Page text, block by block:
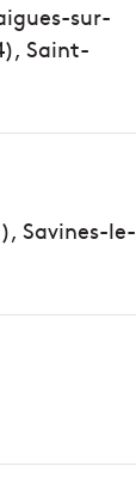
sur-
Saint-
Savines-le-